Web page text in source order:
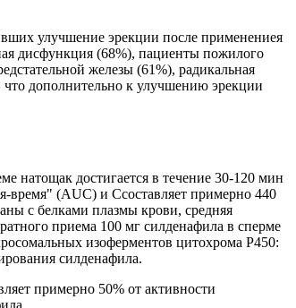
улучшение эрекции после применениея
дисфункция (68%), пациенты пожилого
железы (61%), радикальная
что дополнительно к улучшению эрекции
натощак достигается в течение 30-120 мин
время" (AUC) и Ссоставляет примерно 440
с белками плазмы крови, средняя
приема 100 мг силденафила в сперме
изоферментов цитохрома Р450:
силденафила.
примерно 50% от активности